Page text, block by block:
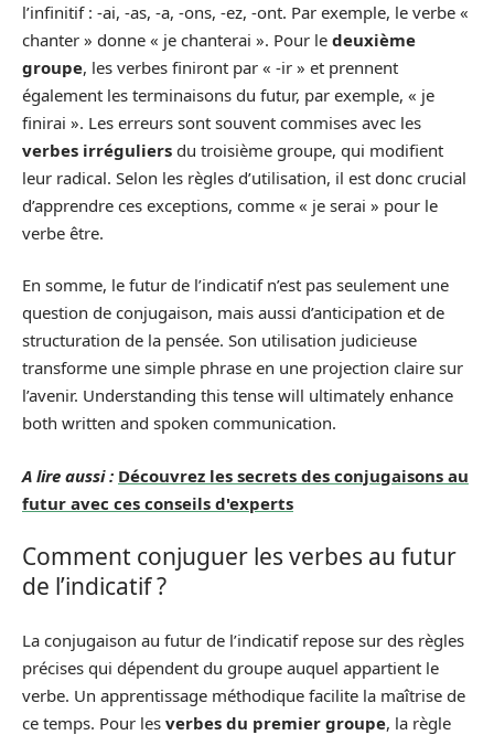
l’infinitif : -ai, -as, -a, -ons, -ez, -ont. Par exemple, le verbe «
chanter » donne « je chanterai ». Pour le deuxième
groupe, les verbes finiront par « -ir » et prennent
également les terminaisons du futur, par exemple, « je
finirai ». Les erreurs sont souvent commises avec les
verbes irréguliers du troisième groupe, qui modifient
leur radical. Selon les règles d’utilisation, il est donc crucial
d’apprendre ces exceptions, comme « je serai » pour le
verbe être.
En somme, le futur de l’indicatif n’est pas seulement une
question de conjugaison, mais aussi d’anticipation et de
structuration de la pensée. Son utilisation judicieuse
transforme une simple phrase en une projection claire sur
l’avenir. Understanding this tense will ultimately enhance
both written and spoken communication.
A lire aussi : Découvrez les secrets des conjugaisons au
futur avec ces conseils d'experts
Comment conjuguer les verbes au futur
de l’indicatif ?
La conjugaison au futur de l’indicatif repose sur des règles
précises qui dépendent du groupe auquel appartient le
verbe. Un apprentissage méthodique facilite la maîtrise de
ce temps. Pour les verbes du premier groupe, la règle